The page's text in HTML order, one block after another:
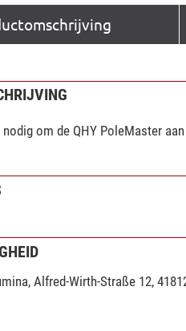
om de QHY PoleMaster
Alfred-Wirth-Straße 12,